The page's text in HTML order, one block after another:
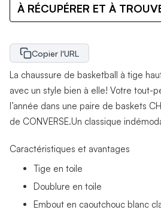
À RÉCUPÉRER ET À
Copier l'URL
La chaussure de basketball à tige
avec un style bien à elle! Votre tout-
l’année dans une paire de baskets
de CONVERSE.Un classique
Caractéristiques et avantages
Tige en toile
Doublure en toile
Embout en caoutchouc blanc